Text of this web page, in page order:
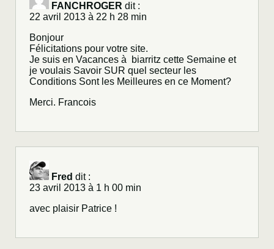
FANCHROGER dit :
22 avril 2013 à 22 h 28 min
Bonjour
Félicitations pour votre site.
Je suis en Vacances à biarritz cette Semaine et
je voulais Savoir SUR quel secteur les
Conditions Sont les Meilleures en ce Moment?
Merci. Francois
Fred dit :
23 avril 2013 à 1 h 00 min
avec plaisir Patrice !